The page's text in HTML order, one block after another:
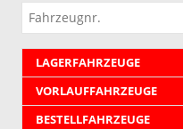
Fahrzeugnr.
LAGERFAHRZEUGE
VORLAUFFAHRZEUGE
BESTELLFAHRZEUGE